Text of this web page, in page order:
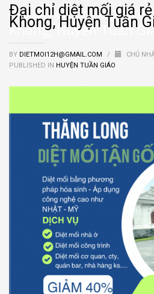
Đại chỉ diệt mối giá rẻ
Khong, Huyện Tuần
Đại chỉ diệt mối giá
Khong, Huyện Tuần
BY DIETMOI12H@GMAIL.COM / CHỦ
PUBLISHED IN HUYỆN TUẦN GIÁO